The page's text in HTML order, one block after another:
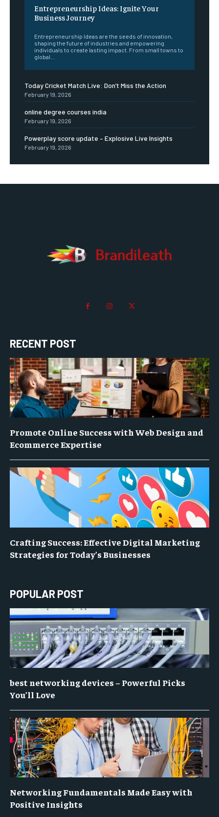
Entrepreneurship Ideas: Ignite Your
Business Journey
Entrepreneurship Ideas are the seeds of innovation,
shaping the future of industries and empowering
individuals to create lasting impact. From small towns to
global...
Today Cricket Match Live: Don’t Miss the Action
February 19, 2026
online degree courses india
February 19, 2026
Powerplay score update – Explosive Live Insights
February 19, 2026
RECENT POST
Promote Online Success with Web Design and
Ecommerce Expertise
Crafting Success: Effective Digital Marketing
Strategies for Today’s Businesses
POPULAR POST
best networking devices – Powerful Picks
You’ll Love
Networking Fundamentals Made Easy with
Positive Insights